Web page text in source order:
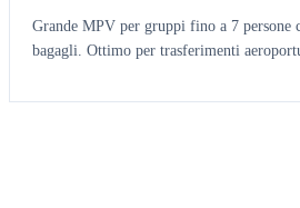
Grande MPV per gruppi fino a 7 persone
bagagli. Ottimo per trasferimenti